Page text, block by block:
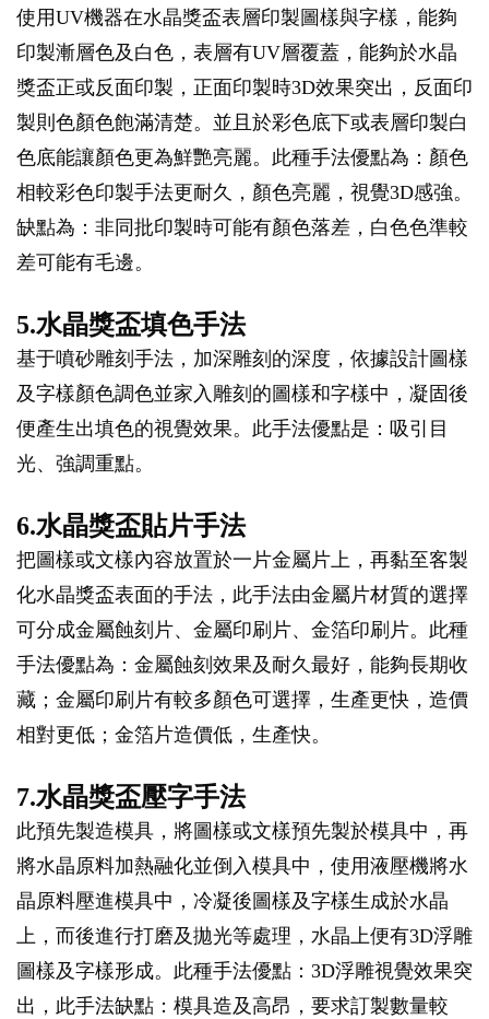
使用UV機器在水晶獎盃表層印製圖樣與字樣，能夠
印製漸層色及白色，表層有UV層覆蓋，能夠於水晶
獎盃正或反面印製，正面印製時3D效果突出，反面印
製則色顏色飽滿清楚。並且於彩色底下或表層印製白
色底能讓顏色更為鮮艷亮麗。此種手法優點為：顏色
相較彩色印製手法更耐久，顏色亮麗，視覺3D感強。
缺點為：非同批印製時可能有顏色落差，白色色準較
差可能有毛邊。
5.水晶獎盃填色手法
基于噴砂雕刻手法，加深雕刻的深度，依據設計圖樣
及字樣顏色調色並家入雕刻的圖樣和字樣中，凝固後
便產生出填色的視覺效果。此手法優點是：吸引目
光、強調重點。
6.水晶獎盃貼片手法
把圖樣或文樣內容放置於一片金屬片上，再黏至客製
化水晶獎盃表面的手法，此手法由金屬片材質的選擇
可分成金屬蝕刻片、金屬印刷片、金箔印刷片。此種
手法優點為：金屬蝕刻效果及耐久最好，能夠長期收
藏；金屬印刷片有較多顏色可選擇，生產更快，造價
相對更低；金箔片造價低，生產快。
7.水晶獎盃壓字手法
此預先製造模具，將圖樣或文樣預先製於模具中，再
將水晶原料加熱融化並倒入模具中，使用液壓機將水
晶原料壓進模具中，冷凝後圖樣及字樣生成於水晶
上，而後進行打磨及拋光等處理，水晶上便有3D浮雕
圖樣及字樣形成。此種手法優點：3D浮雕視覺效果突
出，此手法缺點：模具造及高昂，要求訂製數量較